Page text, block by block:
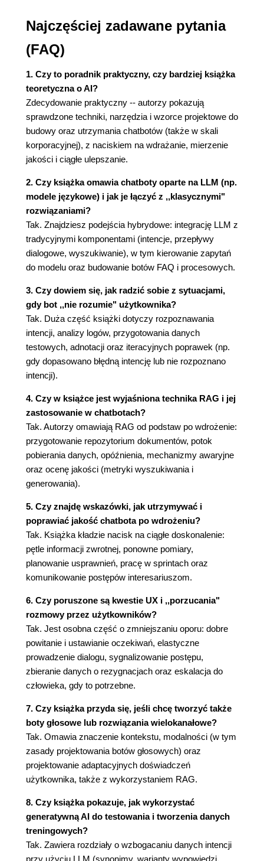
1.3.2. Cykl ciągłego doskonalenia
Podsumowanie
2. Tworzenie konwersacyjnej sztucznej inteligencji
2.1. Tworzenie bota FAQ
2.1.1. Podstawy bota FAQ
2.1.2. Statyczne pytania i odpowiedzi
2.1.3. Dynamiczne odpowiadanie na
pytania
2.2. Agenty kierujące i boty zorientowane na
procesy
2.2.1. Agenty kierujące
2.2.2. Przejście od agenta kierującego do
bota zorientowanego na proces
2.3. Odpowiadanie użytkownikowi za pomocą
generatywnej sztucznej inteligencji
językowym
2.3.2. Kierowanie żądań do modelu LLM
Podsumowanie
3. Planowanie pod kątem usprawniania
3.1. Kiedy wiesz, że musisz się rozwijać
3.2. Twój zespół interdyscyplinarny
biznesowych
3.3.3. Zakres możliwości
3.4. Wykrywanie i rozwiązywanie problemów
3.4.1. Wykrywanie problemów
3.4.2. Przegląd grup
3.5. Implementacja i wdrażanie poprawek
3.5.1. Planowanie sprintu
3.5.2. Ponowny pomiar
Podsumowanie
Część II. Wzorzec: AI nie rozumie
4. Zrozumienie prawdziwych potrzeb
użytkowników
4.1. Podstawy rozumienia
4.1.1. Wpływ słabego rozumienia
4.1.2. Co powoduje słabe rozumienie?
4.1.3. Jak osiągnąć zrozumienie w
przypadku stosowania tradycyjnej
konwersacyjnej sztucznej inteligencji?
generatywnej sztucznej inteligencji?
4.2. Jak mierzy się poziom zrozumienia?
4.2.1. Mierzenie zrozumienia w
tradycyjnej sztucznej inteligencji (opartej
na klasyfikacji)
4.2.2. Pomiar rozumienia w generatywnej
4.2.3. Mierzenie zrozumienia za pomocą
bezpośrednich informacji zwrotnych od
4.3. Ocena obecnego stanu rzeczy
Najczęściej zadawane pytania
(FAQ)
1. Czy to poradnik praktyczny, czy bardziej książka
teoretyczna o AI?
Zdecydowanie praktyczny -- autorzy pokazują
sprawdzone techniki, narzędzia i wzorce projektowe do
budowy oraz utrzymania chatbotów (także w skali
korporacyjnej), z naciskiem na wdrażanie, mierzenie
jakości i ciągłe ulepszanie.
2. Czy książka omawia chatboty oparte na LLM (np.
modele językowe) i jak je łączyć z ,,klasycznymi"
rozwiązaniami?
Tak. Znajdziesz podejścia hybrydowe: integrację LLM z
tradycyjnymi komponentami (intencje, przepływy
dialogowe, wyszukiwanie), w tym kierowanie zapytań
do modelu oraz budowanie botów FAQ i procesowych.
3. Czy dowiem się, jak radzić sobie z sytuacjami,
gdy bot ,,nie rozumie" użytkownika?
Tak. Duża część książki dotyczy rozpoznawania
intencji, analizy logów, przygotowania danych
testowych, adnotacji oraz iteracyjnych poprawek (np.
gdy dopasowano błędną intencję lub nie rozpoznano
intencji).
4. Czy w książce jest wyjaśniona technika RAG i jej
zastosowanie w chatbotach?
Tak. Autorzy omawiają RAG od podstaw po wdrożenie:
przygotowanie repozytorium dokumentów, potok
pobierania danych, opóźnienia, mechanizmy awaryjne
oraz ocenę jakości (metryki wyszukiwania i
generowania).
5. Czy znajdę wskazówki, jak utrzymywać i
poprawiać jakość chatbota po wdrożeniu?
Tak. Książka kładzie nacisk na ciągłe doskonalenie:
pętle informacji zwrotnej, ponowne pomiary,
planowanie usprawnień, pracę w sprintach oraz
komunikowanie postępów interesariuszom.
6. Czy poruszone są kwestie UX i ,,porzucania"
rozmowy przez użytkowników?
Tak. Jest osobna część o zmniejszaniu oporu: dobre
powitanie i ustawianie oczekiwań, elastyczne
prowadzenie dialogu, sygnalizowanie postępu,
zbieranie danych o rezygnacjach oraz eskalacja do
człowieka, gdy to potrzebne.
7. Czy książka przyda się, jeśli chcę tworzyć także
boty głosowe lub rozwiązania wielokanałowe?
Tak. Omawia znaczenie kontekstu, modalności (w tym
zasady projektowania botów głosowych) oraz
projektowanie adaptacyjnych doświadczeń
użytkownika, także z wykorzystaniem RAG.
8. Czy książka pokazuje, jak wykorzystać
generatywną AI do testowania i tworzenia danych
treningowych?
Tak. Zawiera rozdziały o wzbogacaniu danych intencji
przy użyciu LLM (synonimy, warianty wypowiedzi,